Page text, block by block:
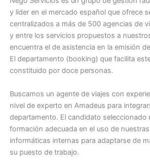
y líder en el mercado español que ofrece
centralizados a más de 500 agencias de
y entre los servicios propuestos a
encuentra el de asistencia en la emisión
El departamento (booking) que facilita
constituido por doce personas.
Buscamos un agente de viajes con
nivel de experto en Amadeus para
departamento. El candidato seleccionado
formación adecuada en el uso de
informáticas internas para adaptarse de
su puesto de trabajo.